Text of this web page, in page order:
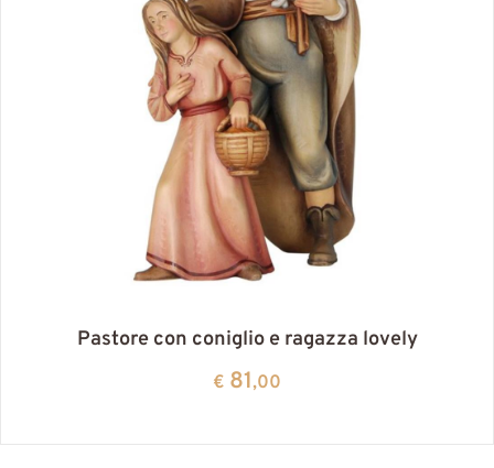
Pastore con coniglio e ragazza lovely
€ 81,00